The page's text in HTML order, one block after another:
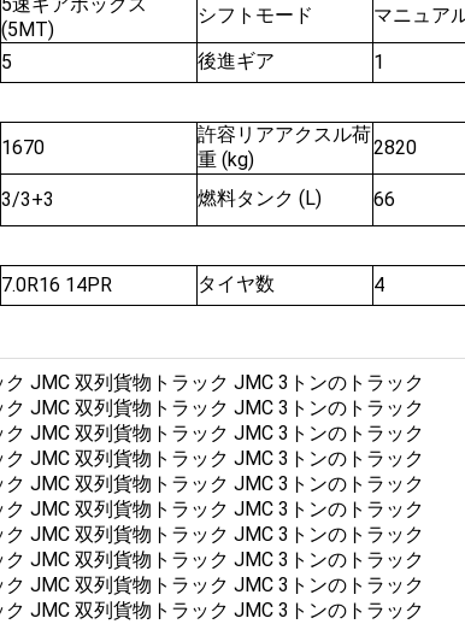
(5MT)
シフトモード
マニュア
5 後進ギア
1
1670
許容リアアクスル荷
重 (kg)
2820
3/3+3 燃料タンク (L)
66
7.0R16 14PR タイヤ数 4